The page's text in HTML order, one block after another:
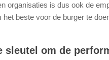
organisaties is dus ook de
beste voor de burger te
sleutel om de